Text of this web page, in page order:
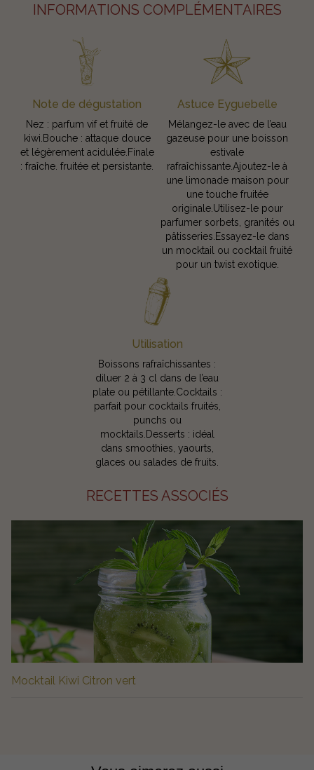
INFORMATIONS COMPLÉMENTAIRES
Note de dégustation
Nez : parfum vif et fruité de
kiwi.Bouche : attaque douce
et légèrement acidulée.Finale
: fraîche. fruitée et persistante.
Astuce Eyguebelle
Mélangez-le avec de l’eau
gazeuse pour une boisson
estivale
rafraîchissante.Ajoutez-le à
une limonade maison pour
une touche fruitée
originale.Utilisez-le pour
parfumer sorbets, granités ou
pâtisseries.Essayez-le dans
un mocktail ou cocktail fruité
pour un twist exotique.
Utilisation
Boissons rafraîchissantes :
diluer 2 à 3 cl dans de l’eau
plate ou pétillante.Cocktails :
parfait pour cocktails fruités,
punchs ou
mocktails.Desserts : idéal
dans smoothies, yaourts,
glaces ou salades de fruits.
RECETTES ASSOCIÉS
Mocktail Kiwi Citron vert